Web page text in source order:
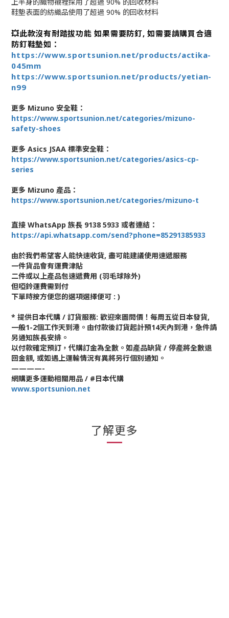
鞋墊表面的紡織品使用了超過 90% 的回收材料
💥此款沒有耐踏拔功能 如果需要防釘, 如需要請購買合適
防釘鞋墊如：
https://www.sportsunion.net/products/actika-
045mm
https://www.sportsunion.net/products/yetian-
n99
更多 Mizuno 安全鞋：
https://www.sportsunion.net/categories/mizuno-
safety-shoes
更多 Asics JSAA 標準安全鞋：
https://www.sportsunion.net/categories/asics-cp-
series
更多 Mizuno 產品：
https://www.sportsunion.net/categories/mizuno-t
直接 WhatsApp 族長 9138 5933 或者連結：
https://api.whatsapp.com/send?phone=85291385933
由於我們希望客人能快速收貨, 盡可能建議使用速遞服務
一件貨品會有運費津貼
二件或以上產品包速遞費用 (羽毛球除外)
但啞鈴運費需到付
下單時按方便您的選項選擇便可 : )
* 提供日本代購 / 訂貨服務: 歡迎來圖問價！每周五從日本發貨,
一般1-2個工作天到港。由付款後訂貨起計預14天內到港，急件請
另通知族長安排。
以付款確定預訂，代購訂金為全數。如產品缺貨 / 停產將全數退
回金額, 或如遇上運輸情況有異將另行個別通知。
————-
網購更多運動相關用品 / #日本代購
www.sportsunion.net
了解更多